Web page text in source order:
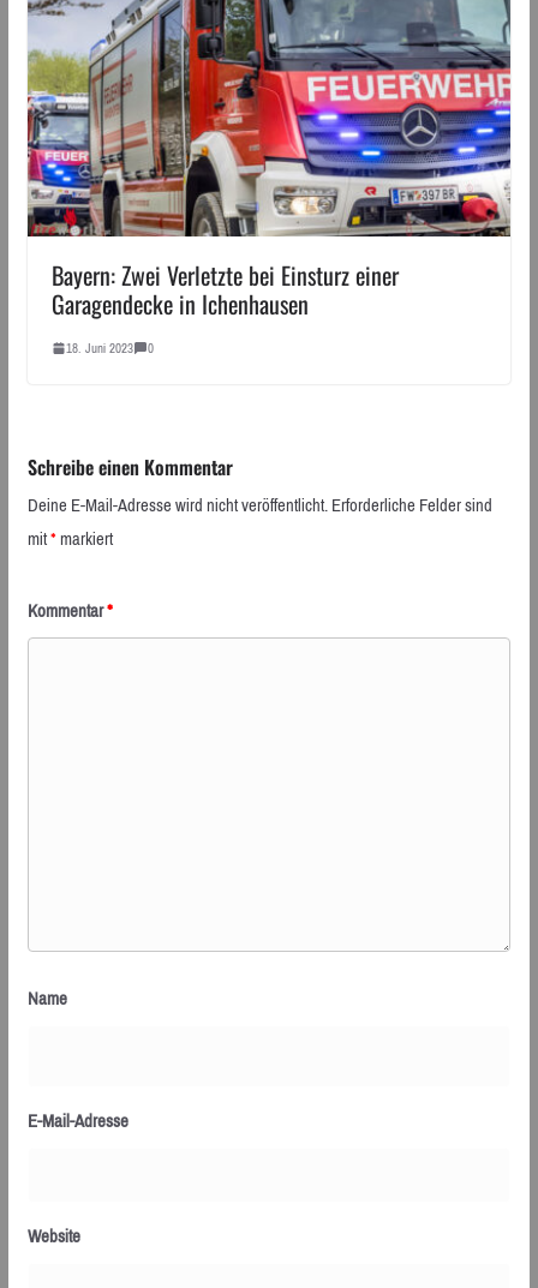
Bayern: Zwei Verletzte bei Einsturz einer
Garagendecke in Ichenhausen
18. Juni 2023 0
Schreibe einen Kommentar
Deine E-Mail-Adresse wird nicht veröffentlicht.Erforderliche Felder sind
mit*markiert
Kommentar*
Name
E-Mail-Adresse
Website